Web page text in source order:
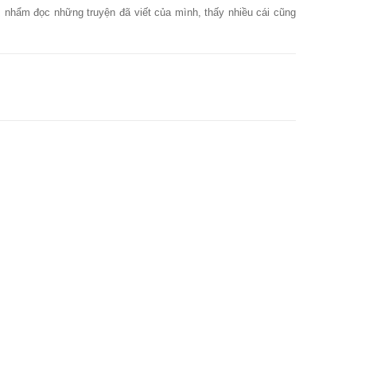
đọc những truyện đã viết của mình, thấy nhiều cái cũng